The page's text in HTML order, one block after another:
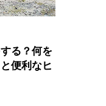
る？何を
便利なヒ